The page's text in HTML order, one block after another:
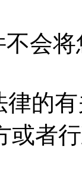
不会
律的
或者